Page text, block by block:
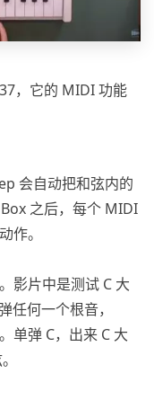
，它的 MIDI 功能
会自动把和弦内的
之后，每个 MIDI
作。
影片中是测试 C 大
任何一个根音，
单弹 C，出来 C 大